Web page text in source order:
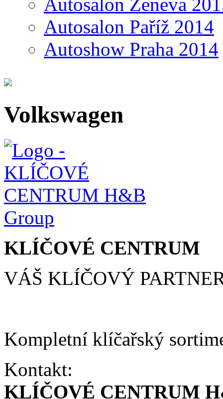
Autosalon Paříž 2014
Autoshow Praha 2014
Volkswagen
KLÍČOVÉ CENTRUM
VÁŠ KLÍČOVÝ
Kompletní klíčařský
Kontakt:
KLÍČOVÉ CENTRUM